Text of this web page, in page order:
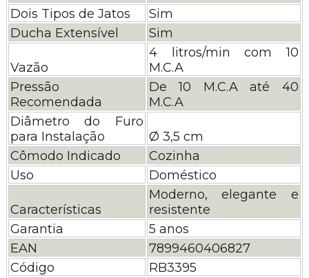
Dois Tipos de Jatos
Sim
Ducha Extensível
Sim
Vazão
4 litros/min com 10
M.C.A
Pressão
Recomendada
De 10 M.C.A até 40
M.C.A
Diâmetro do Furo
para Instalação
Ø 3,5 cm
Cômodo Indicado
Cozinha
Uso
Doméstico
Características
Moderno, elegante e
resistente
Garantia
5 anos
EAN
7899460406827
Código
RB3395